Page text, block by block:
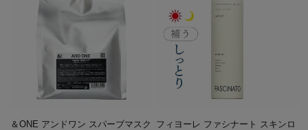
＆ONE アンドワン スパーブマスク
フィヨーレ ファシナート スキンロ